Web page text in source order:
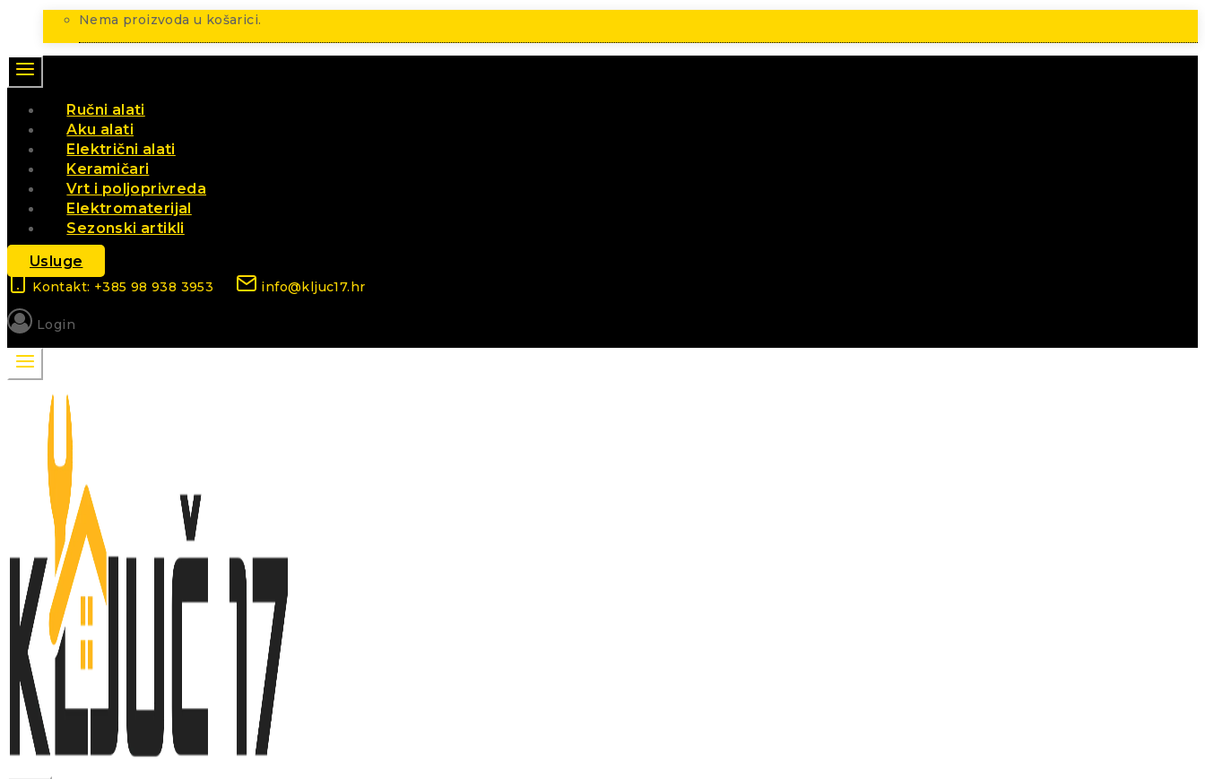
Nema proizvoda u košarici.
Ručni alati
Aku alati
Električni alati
Keramičari
Vrt i poljoprivreda
Elektromaterijal
Sezonski artikli
Usluge
Kontakt: +385 98 938 3953 info@kljuc17.hr
Login